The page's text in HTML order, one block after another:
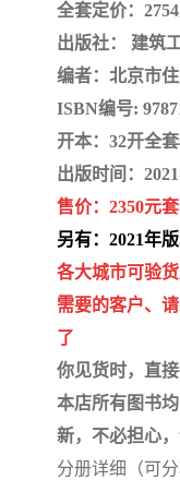
全套定价：
出版社： 建筑
编者：北京市
ISBN编号:
开本：32开全
出版时间：
售价：2350元套
另有：2021年
各大城市可验
需要的客户、
了
你见货时，直
本店所有图书
新，不必担心
分册详细（可分
内蒙古建设工程预
陕西建设工程消
贵州水利水电定额
青海省建筑工程
20kv及以下配电
广西建筑安装工
*考军校教材
海南省建设工程